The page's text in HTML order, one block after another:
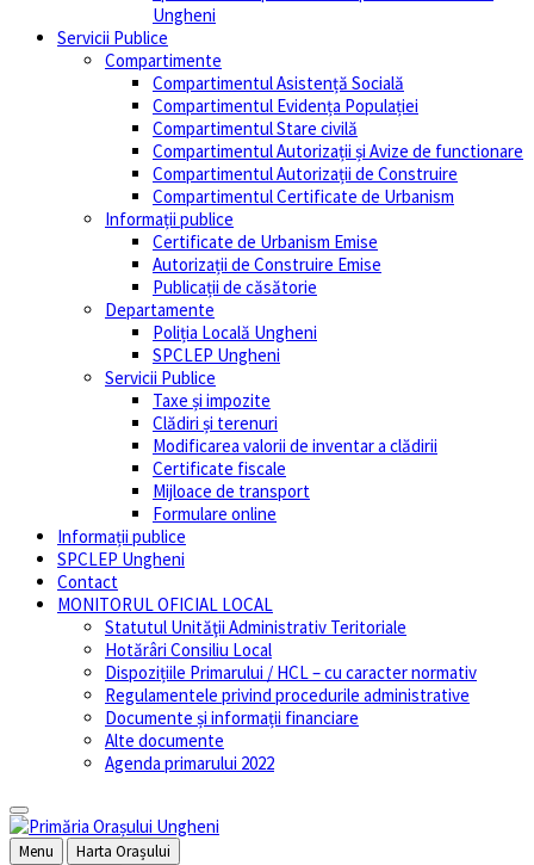
Ungheni
Servicii Publice
Compartimente
Compartimentul Asistență Socială
Compartimentul Evidența Populației
Compartimentul Stare civilă
Compartimentul Autorizații și Avize de functionare
Compartimentul Autorizații de Construire
Compartimentul Certificate de Urbanism
Informații publice
Certificate de Urbanism Emise
Autorizații de Construire Emise
Publicații de căsătorie
Departamente
Poliția Locală Ungheni
SPCLEP Ungheni
Servicii Publice
Taxe și impozite
Clădiri și terenuri
Modificarea valorii de inventar a clădirii
Certificate fiscale
Mijloace de transport
Formulare online
Informații publice
SPCLEP Ungheni
Contact
MONITORUL OFICIAL LOCAL
Statutul Unităţii Administrativ Teritoriale
Hotărâri Consiliu Local
Dispozițiile Primarului / HCL – cu caracter normativ
Regulamentele privind procedurile administrative
Documente și informații financiare
Alte documente
Agenda primarului 2022
Menu
Harta Orașului